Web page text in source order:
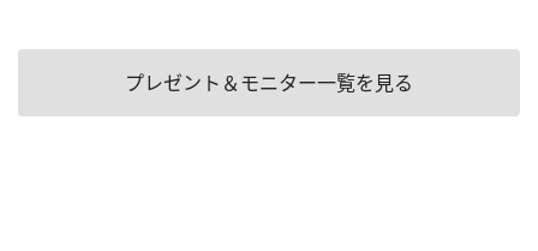
プレゼント＆モニター一覧を見る